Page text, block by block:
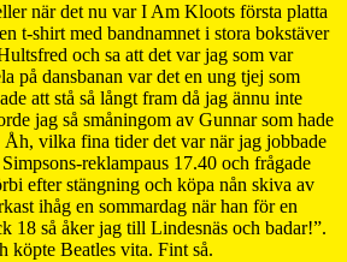
när det nu var I Am Kloots första platta
t-shirt med bandnamnet i stora bokstäver
och sa att det var jag som var
på dansbanan var det en ung tjej som
att stå så långt fram då jag ännu inte
jag så småningom av Gunnar som hade
vilka fina tider det var när jag jobbade
reklampaus 17.40 och frågade
efter stängning och köpa nån skiva av
ihåg en sommardag när han för en
18 så åker jag till Lindesnäs och badar!”.
köpte Beatles vita. Fint så.